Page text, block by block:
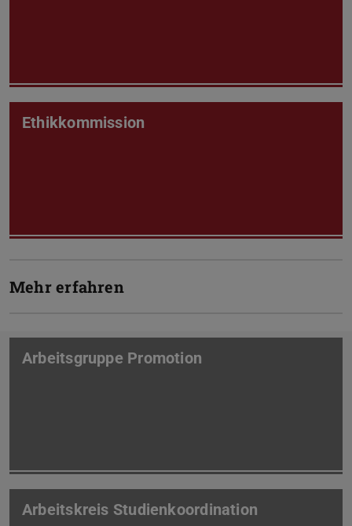
Ethikkommission
Mehr erfahren
Arbeitsgruppe Promotion
Arbeitskreis Studienkoordination